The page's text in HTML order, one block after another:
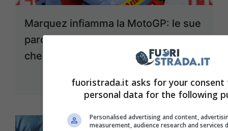
Marquez infiamma la MotoGP: le sue
parole sono uno ‘schiaffo’ a Bagnaia,
che smacco
fuoristrada.it asks for your consent
personal data for the following
Personalised advertising and content,
measurement, audience research and services